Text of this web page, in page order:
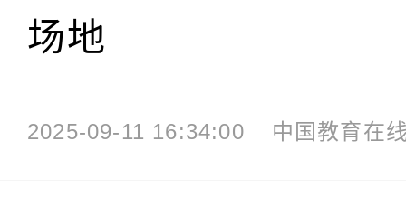
场地
2025-09-11 16:34:00 中国教育在